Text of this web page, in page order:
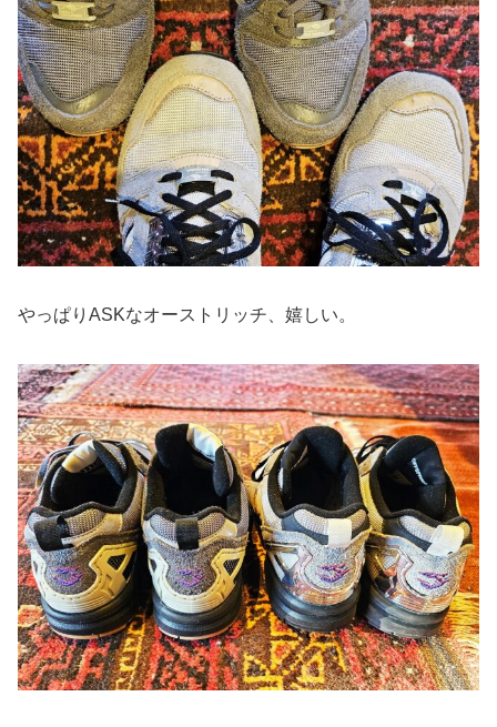
やっぱりASKなオーストリッチ、嬉しい。